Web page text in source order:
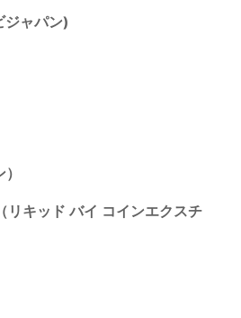
ャパン)
キッド バイ コインエクスチ